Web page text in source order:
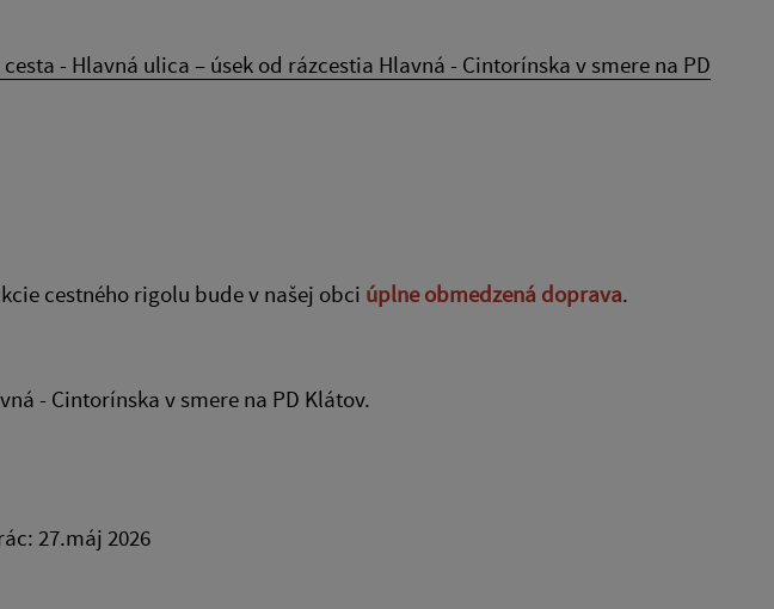
- Hlavná ulica – úsek od rázcestia Hlavná - Cintorínska v smere na PD
cestného rigolu bude v našej obci úplne obmedzená doprava.
- Cintorínska v smere na PD Klátov.
27.máj 2026